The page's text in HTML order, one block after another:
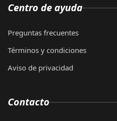
Centro de ayuda
Preguntas frecuentes
Términos y condiciones
Aviso de privacidad
Contacto